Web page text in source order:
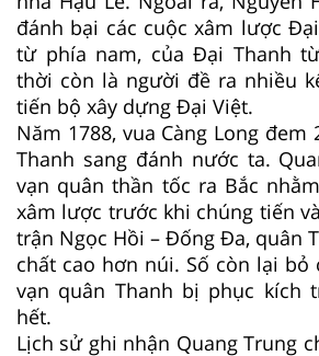
đánh bại các cuộc xâm lược
từ phía nam, của Đại Thanh
thời còn là người đề ra nhiều
tiến bộ xây dựng Đại Việt.
Năm 1788, vua Càng Long đem
Thanh sang đánh nước ta.
vạn quân thần tốc ra Bắc
xâm lược trước khi chúng tiến
trận Ngọc Hồi – Đống Đa, quân
chất cao hơn núi. Số còn lại bỏ
vạn quân Thanh bị phục kích
hết.
Lịch sử ghi nhận Quang Trung